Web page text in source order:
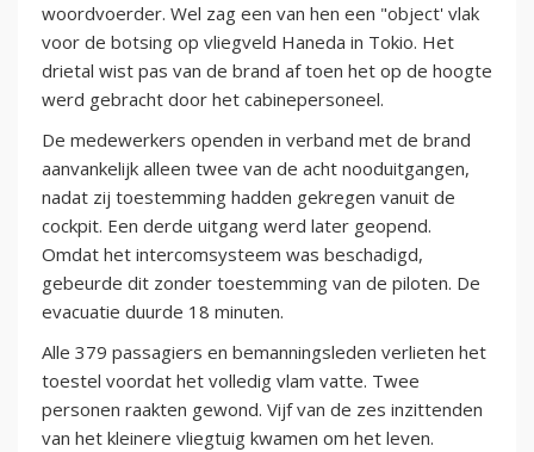
woordvoerder. Wel zag een van hen een "object' vlak
voor de botsing op vliegveld Haneda in Tokio. Het
drietal wist pas van de brand af toen het op de hoogte
werd gebracht door het cabinepersoneel.
De medewerkers openden in verband met de brand
aanvankelijk alleen twee van de acht nooduitgangen,
nadat zij toestemming hadden gekregen vanuit de
cockpit. Een derde uitgang werd later geopend.
Omdat het intercomsysteem was beschadigd,
gebeurde dit zonder toestemming van de piloten. De
evacuatie duurde 18 minuten.
Alle 379 passagiers en bemanningsleden verlieten het
toestel voordat het volledig vlam vatte. Twee
personen raakten gewond. Vijf van de zes inzittenden
van het kleinere vliegtuig kwamen om het leven.